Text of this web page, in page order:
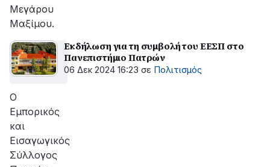
Μεγάρου
Μαξίμου.
Εκδήλωση για τη συμβολή του ΕΕΣΠ στο
Πανεπιστήμιο Πατρών
06 Δεκ 2024 16:23 σε Πολιτισμός
Ο
Εμπορικός
και
Εισαγωγικός
Σύλλογος